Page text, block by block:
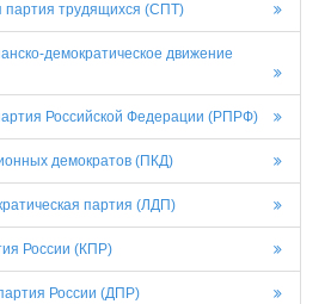
партия трудящихся (СПТ)
демократическое движение
Российской Федерации (РПРФ)
демократов (ПКД)
партия (ЛДП)
России (КПР)
России (ДПР)